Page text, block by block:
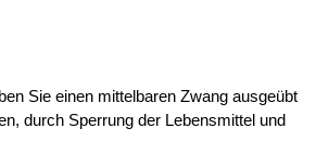
Sie einen mittelbaren Zwang ausgeübt
durch Sperrung der Lebensmittel und